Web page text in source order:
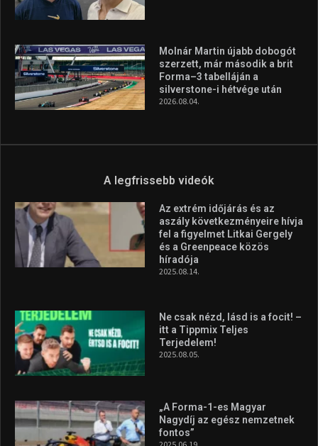
Molnár Martin újabb dobogót
szerzett, már második a brit
Forma–3 tabelláján a
silverstone-i hétvége után
2026.08.04.
A legfrissebb videók
Az extrém időjárás és az
aszály következményeire hívja
fel a figyelmet Litkai Gergely
és a Greenpeace közös
híradója
2025.08.14.
Ne csak nézd, lásd is a focit! –
itt a Tippmix Teljes
Terjedelem!
2025.08.05.
„A Forma-1-es Magyar
Nagydíj az egész nemzetnek
fontos”